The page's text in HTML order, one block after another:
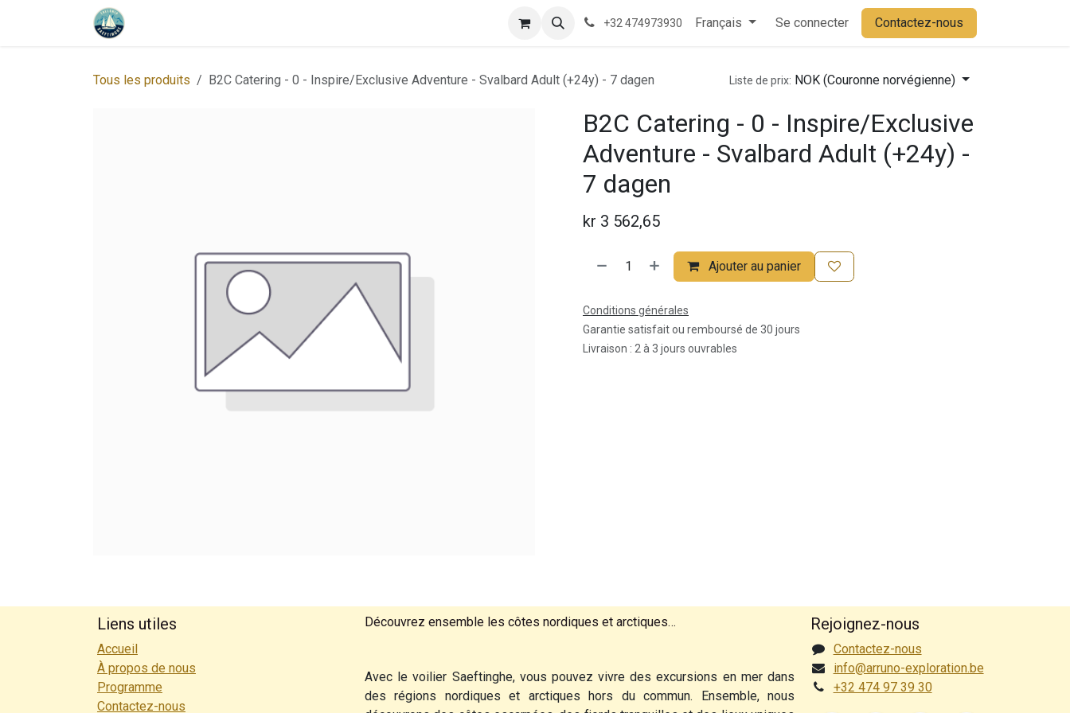
Se rendre au contenu
Saeftinghe Informations pratiques Blog Contact
+32 474973930 Français Se connecter Contactez-nous
Tous les produits B2C Catering - 0 - Inspire/Exclusive Adventure - Svalbard Adult (+24y) - 7 dagen Liste de prix: NOK (Couronne norvégienne)
B2C Catering - 0 - Inspire/Exclusive
Adventure - Svalbard Adult (+24y) -
7 dagen
kr 3 562,65
Ajouter au panier
Conditions générales
Garantie satisfait ou remboursé de 30 jours
Livraison : 2 à 3 jours ouvrables
Rejoignez-nous
Contactez-nous
info@arruno-exploration.be
+32 474 97 39 30
Découvrez ensemble les côtes nordiques et arctiques…
Avec le voilier Saeftinghe, vous pouvez vivre des excursions en mer dans
des régions nordiques et arctiques hors du commun. Ensemble, nous
Liens utiles
Accueil
À propos de nous
Programme
Contactez-nous